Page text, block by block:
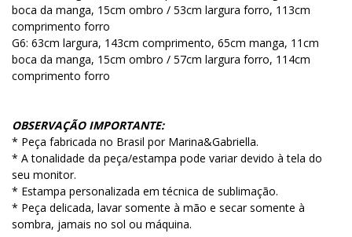
boca da manga, 15cm ombro / 53cm largura forro, 113cm
comprimento forro
G6: 63cm largura, 143cm comprimento, 65cm manga, 11cm
boca da manga, 15cm ombro / 57cm largura forro, 114cm
comprimento forro
OBSERVAÇÃO IMPORTANTE:
* Peça fabricada no Brasil por Marina&Gabriella.
* A tonalidade da peça/estampa pode variar devido à tela do
seu monitor.
* Estampa personalizada em técnica de sublimação.
* Peça delicada, lavar somente à mão e secar somente à
sombra, jamais no sol ou máquina.